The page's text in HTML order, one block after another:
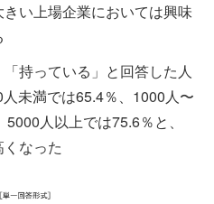
い上場企業においては興味
持っている」と回答した人
未満では65.4％、1000人〜
人以上では75.6％と、
なった